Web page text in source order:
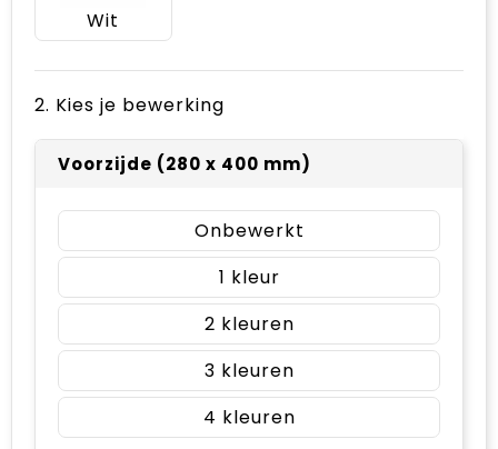
Wit
2. Kies je bewerking
Voorzijde (280 x 400 mm)
Onbewerkt
1
2
3
4